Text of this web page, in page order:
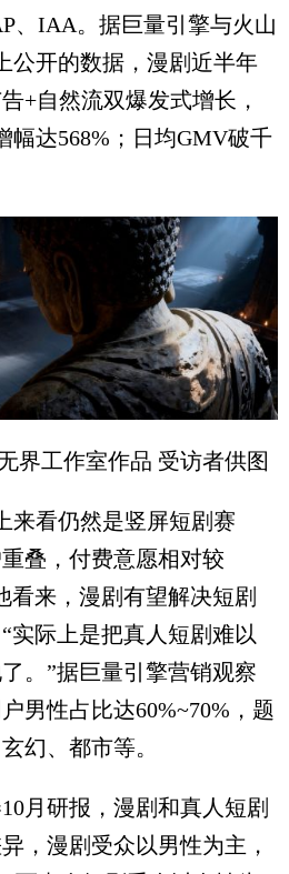
、IAA。据巨量引擎与火山
公开的数据，漫剧近半年
+自然流双爆发式增长，
幅达568%；日均GMV破千
界工作室作品 受访者供图
看仍然是竖屏短剧赛
叠，付费意愿相对较
看来，漫剧有望解决短剧
实际上是把真人短剧难以
。”据巨量引擎营销观察
男性占比达60%~70%，题
幻、都市等。
研报，漫剧和真人短剧
，漫剧受众以男性为主，